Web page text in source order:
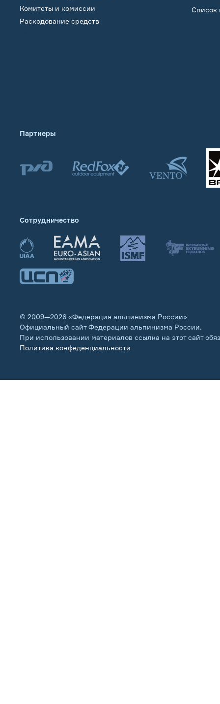
Комитеты и комиссии
Расходование средств
Список
Партнеры
Сотрудничество
© 2009—2026 «Федерация альпинизма России»
Официальный сайт Федерации альпинизма России.
При использовании материалов ссылка на этот сайт
Политика конфеденциальности